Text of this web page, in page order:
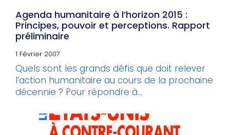
Agenda humanitaire à l’horizon 2015 :
Principes, pouvoir et perceptions. Rapport
préliminaire
1 Février 2007
Quels sont les grands défis que doit relever
l’action humanitaire au cours de la prochaine
décennie ? Pour répondre à...